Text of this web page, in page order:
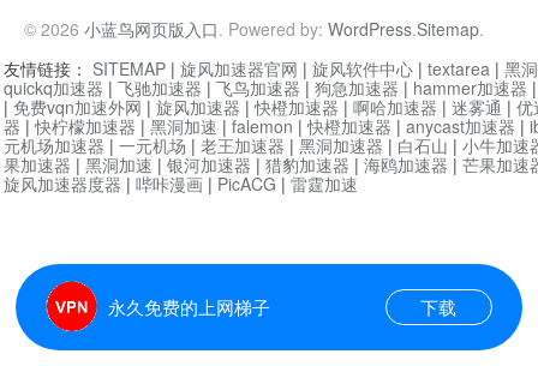
© 2026 小蓝鸟网页版入口. Powered by: WordPress.Sitemap.
永久免费的上网梯子 下载
友情链接： SITEMAP | 旋风加速器官网 | 旋风软件中心 | textarea | 黑
quickq加速器 | 飞驰加速器 | 飞鸟加速器 | 狗急加速器 | hammer加速器
| 免费vqn加速外网 | 旋风加速器 |快橙加速器 | 啊哈加速器 | 迷雾通 | 优
器 |快柠檬加速器 | 黑洞加速 | falemon |快橙加速器 | anycast加速器 |
元机场加速器 | 一元机场 | 老王加速器 | 黑洞加速器 | 白石山 | 小牛加速
果加速器 | 黑洞加速 | 银河加速器 | 猎豹加速器 | 海鸥加速器 | 芒果加速
旋风加速器度器 | 哔咔漫画 | PicACG | 雷霆加速